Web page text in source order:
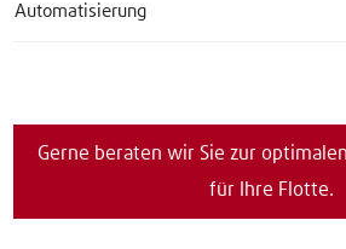
Automatisierung
Gerne beraten wir Sie zur
für Ihre Flotte.